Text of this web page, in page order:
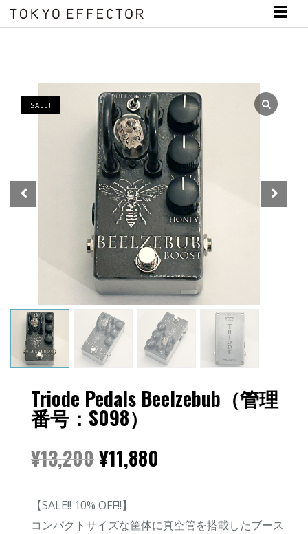
SALE!
Triode Pedals Beelzebub（管理
番号：S098）
¥13,200¥11,880
【SALE!! 10% OFF!!】
コンパクトサイズな筐体に真空管を搭載したブース